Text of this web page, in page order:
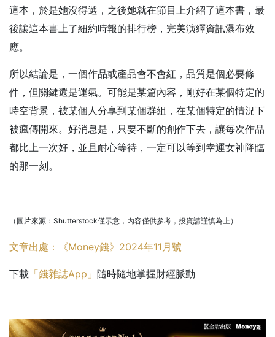
這本，於是她沒得選，之後她就在節目上介紹了這本書，最
後讓這本書上了紐約時報的排行榜，完美演繹資訊瀑布效
應。
所以結論是，一個作品或產品會不會紅，品質是個必要條
件，但關鍵還是運氣。可能是某篇內容，剛好在某個特定的
時空背景，被某個人分享到某個群組，在某個特定的情況下
被瘋傳開來。好消息是，只要不斷的創作下去，讓每次作品
都比上一次好，並且耐心等待，一定可以等到幸運女神降臨
的那一刻。
（圖片來源：Shutterstock僅示意，內容僅供參考，投資請謹慎為上）
文章出處：《Money錢》2024年11月號
下載 「錢雜誌App」 隨時隨地掌握財經脈動